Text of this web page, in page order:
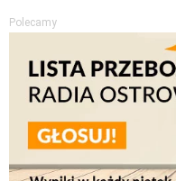
Polecamy